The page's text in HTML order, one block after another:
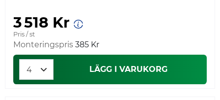
3 518 Kr
Pris / st
Monteringspris 385 Kr
LÄGG I VARUKORG